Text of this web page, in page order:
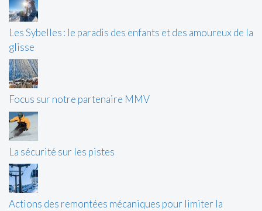
Les Sybelles : le paradis des enfants et des amoureux de la
glisse
Focus sur notre partenaire MMV
La sécurité sur les pistes
Actions des remontées mécaniques pour limiter la